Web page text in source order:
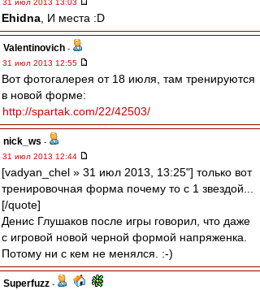
31 июл 2013 13:03
Ehidna , И места :D
Valentinovich -
31 июл 2013 12:55
Вот фотогалерея от 18 июля, там тренируются
в новой форме:
http://spartak.com/22/42503/
nick_ws -
31 июл 2013 12:44
[vadyan_chel » 31 июл 2013, 13:25"] только вот
тренировочная форма почему то с 1 звездой...
[/quote]
Денис Глушаков после игры говорил, что даже
с игровой новой черной формой напряженка.
Потому ни с кем не менялся. :-)
Superfuzz -